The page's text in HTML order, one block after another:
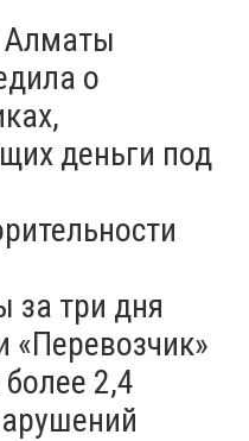
Алматы
о
деньги под
за три дня
«Перевозчик»
2,4